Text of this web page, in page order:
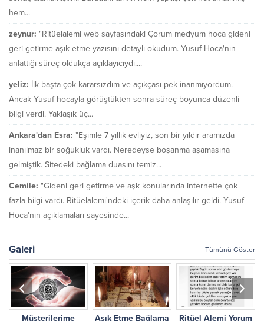
hem...
zeynur: "Ritüelalemi web sayfasındaki Çorum medyum hoca gideni
geri getirme aşık etme yazısını detaylı okudum. Yusuf Hoca'nın
anlattığı süreç oldukça açıklayıcıydı....
yeliz: İlk başta çok kararsızdım ve açıkçası pek inanmıyordum.
Ancak Yusuf hocayla görüştükten sonra süreç boyunca düzenli
bilgi verdi. Yaklaşık üç...
Ankara'dan Esra: "Eşimle 7 yıllık evliyiz, son bir yıldır aramızda
inanılmaz bir soğukluk vardı. Neredeyse boşanma aşamasına
gelmiştik. Sitedeki bağlama duasını temiz...
Cemile: "Gideni geri getirme ve aşk konularında internette çok
fazla bilgi vardı. Ritüelalemi'ndeki içerik daha anlaşılır geldi. Yusuf
Hoca'nın açıklamaları sayesinde...
Galeri Tümünü Göster
Müşterilerime Aşık Etme Bağlama Ritüel Alemi Yorum